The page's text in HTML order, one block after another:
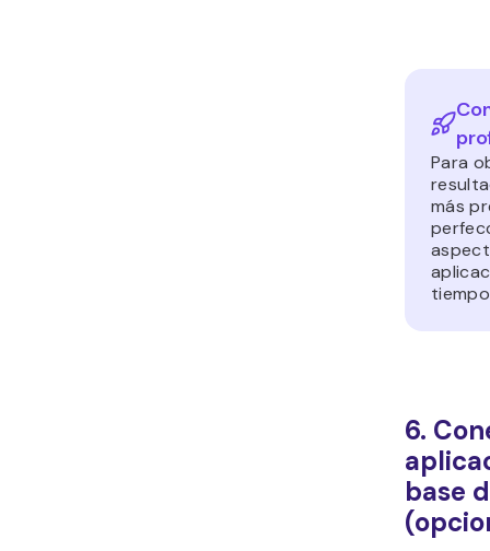
Para
más
6.
base